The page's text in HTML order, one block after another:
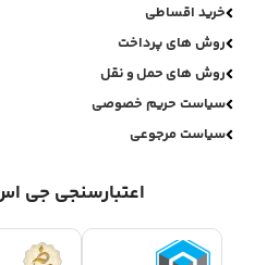
خرید اقساطی
روش های پرداخت
روش های حمل و نقل
سیاست حریم خصوصی
سیاست مرجوعی
اعتبارسنجی جی